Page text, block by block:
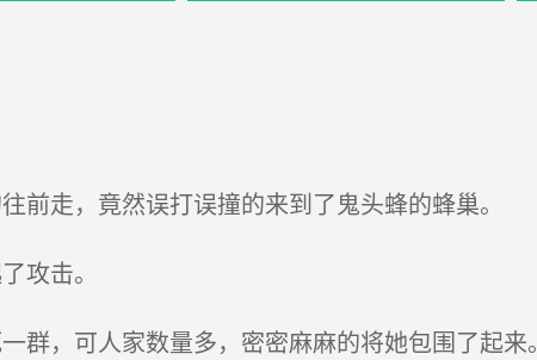
走，竟然误打误撞的来到了鬼头蜂的蜂巢。
攻击。
，可人家数量多，密密麻麻的将她包围了起来。